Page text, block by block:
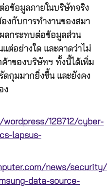
อข้อมูลภายในบริษัทจริง
งกับการทำงานของสมา
ลกระทบต่อข้อมูลส่วน
ต่อย่างใด และคาดว่าไม่
าของบริษัทฯ ทั้งนี้ได้เพิ่ม
กุมมากยิ่งขึ้น และยังคง
ง
128712/cyber-
lapsus-
news/
data-source-